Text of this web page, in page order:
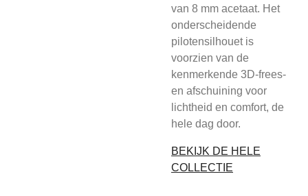
van 8 mm acetaat. Het
onderscheidende
pilotensilhouet is
voorzien van de
kenmerkende 3D-frees-
en afschuining voor
lichtheid en comfort, de
hele dag door.
BEKIJK DE HELE
COLLECTIE